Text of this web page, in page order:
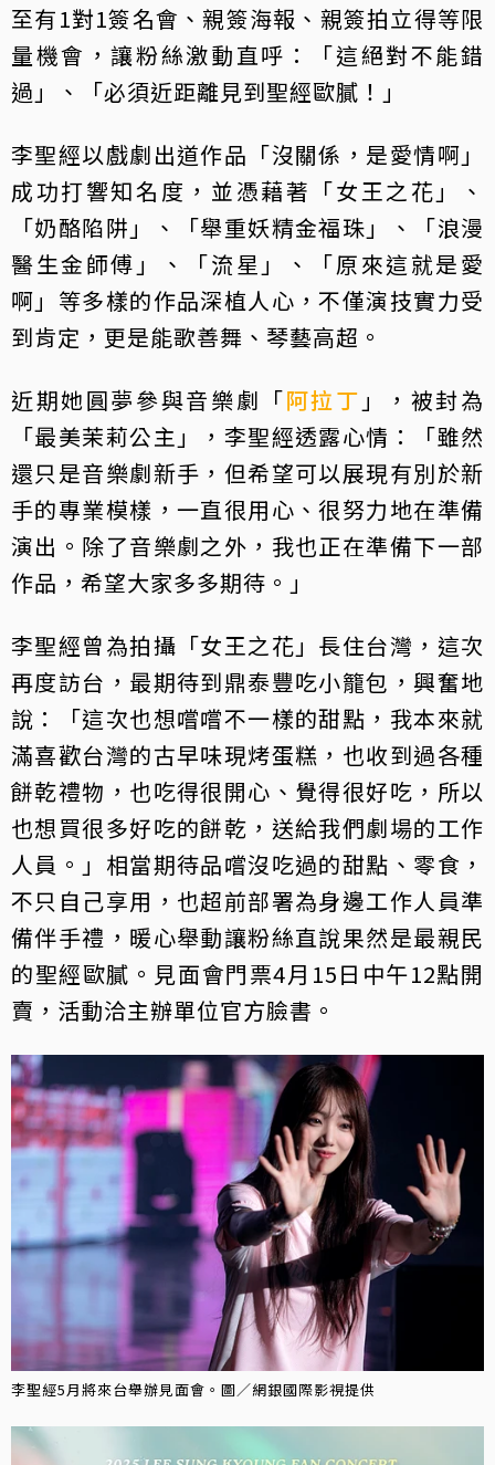
至有1對1簽名會、親簽海報、親簽拍立得等限
量機會，讓粉絲激動直呼：「這絕對不能錯
過」、「必須近距離見到聖經歐膩！」
李聖經以戲劇出道作品「沒關係，是愛情啊」
成功打響知名度，並憑藉著「女王之花」、
「奶酪陷阱」、「舉重妖精金福珠」、「浪漫
醫生金師傅」、「流星」、「原來這就是愛
啊」等多樣的作品深植人心，不僅演技實力受
到肯定，更是能歌善舞、琴藝高超。
近期她圓夢參與音樂劇「阿拉丁 」，被封為
「最美茉莉公主」，李聖經透露心情：「雖然
還只是音樂劇新手，但希望可以展現有別於新
手的專業模樣，一直很用心、很努力地在準備
演出。除了音樂劇之外，我也正在準備下一部
作品，希望大家多多期待。」
李聖經曾為拍攝「女王之花」長住台灣，這次
再度訪台，最期待到鼎泰豐吃小籠包，興奮地
說：「這次也想嚐嚐不一樣的甜點，我本來就
滿喜歡台灣的古早味現烤蛋糕，也收到過各種
餅乾禮物，也吃得很開心、覺得很好吃，所以
也想買很多好吃的餅乾，送給我們劇場的工作
人員。」相當期待品嚐沒吃過的甜點、零食，
不只自己享用，也超前部署為身邊工作人員準
備伴手禮，暖心舉動讓粉絲直說果然是最親民
的聖經歐膩。見面會門票4月15日中午12點開
賣，活動洽主辦單位官方臉書。
李聖經5月將來台舉辦見面會。圖／網銀國際影視提供